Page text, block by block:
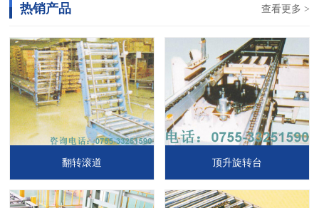
查看更多 >
热销产品
翻转滚道 顶升旋转台